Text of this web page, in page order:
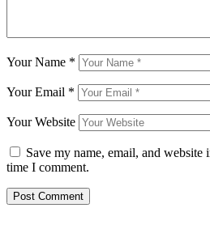
Your Name *
Your Email *
Your Website
Save my name, email, and
time I comment.